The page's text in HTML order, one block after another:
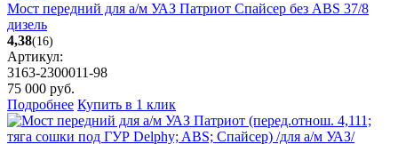
Мост передний для а/м УАЗ Патриот Спайсер без ABS 37/8
дизель
4,38(16)
Артикул:
3163-2300011-98
75 000 руб.
Подробнее Купить в 1 клик